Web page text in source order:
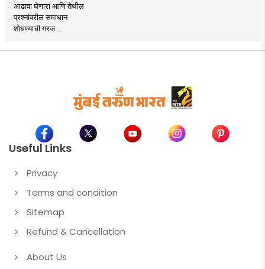
आढावा घेणारा आणि तेथील
प्रश्नांवरील समाधान
शोधण्याची गरज ..
Useful Links
Privacy
Terms and condition
Sitemap
Refund & Cancellation
About Us